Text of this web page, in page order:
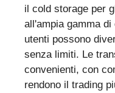
il cold storage per
all'ampia gamma
utenti possono
senza limiti. Le
convenienti, con
rendono il trading